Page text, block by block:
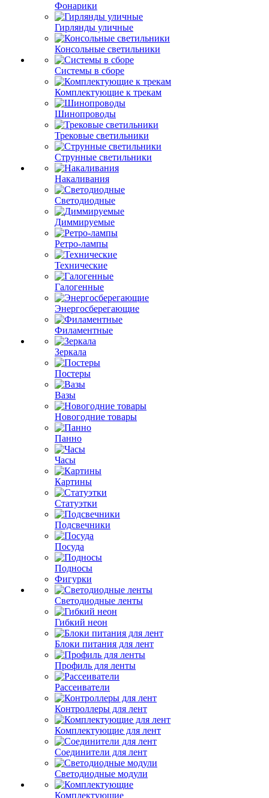
Фонарики
Гирлянды уличные
Консольные светильники
Системы в сборе
Комплектующие к трекам
Шинопроводы
Трековые светильники
Струнные светильники
Накаливания
Светодиодные
Диммируемые
Ретро-лампы
Технические
Галогенные
Энергосберегающие
Филаментные
Зеркала
Постеры
Вазы
Новогодние товары
Панно
Часы
Картины
Статуэтки
Подсвечники
Посуда
Подносы
Фигурки
Светодиодные ленты
Гибкий неон
Блоки питания для лент
Профиль для ленты
Рассеиватели
Контроллеры для лент
Комплектующие для лент
Соединители для лент
Светодиодные модули
Комплектующие